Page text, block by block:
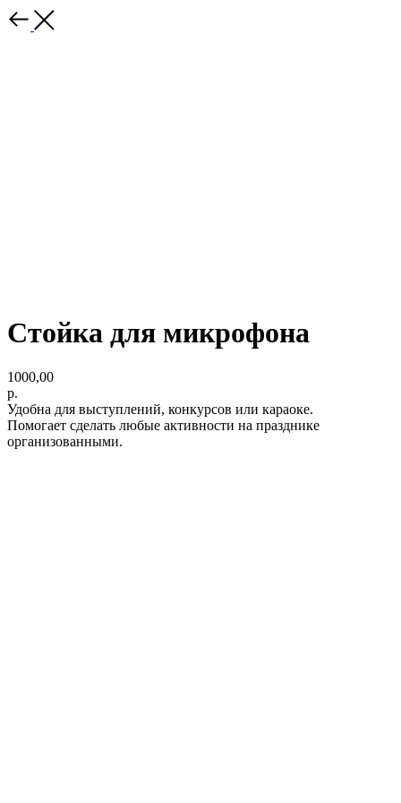
Стойка для микрофона
1000,00
р.
Удобна для выступлений, конкурсов или караоке.
Помогает сделать любые активности на празднике
организованными.